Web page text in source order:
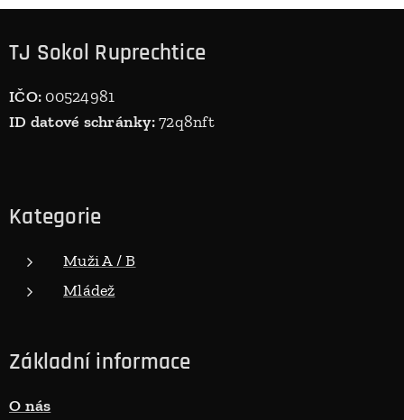
TJ Sokol Ruprechtice
IČO:00524981
ID datové schránky:72q8nft
Kategorie
Muži A / B
Mládež
Základní informace
O nás